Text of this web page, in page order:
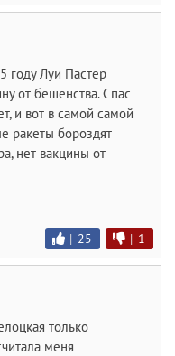
году Луи Пастер
от бешенства. Спас
и вот в самой самой
ракеты бороздят
нет вакцины от
| 25 | 1
только
меня